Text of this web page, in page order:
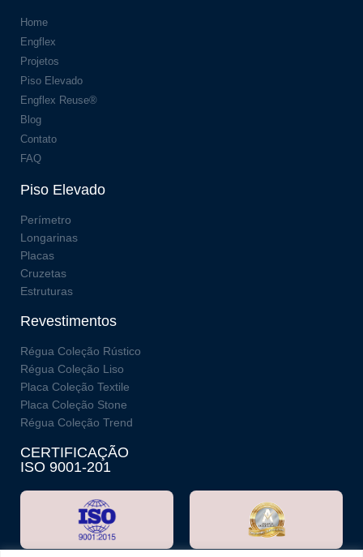
Home
Engflex
Projetos
Piso Elevado
Engflex Reuse®
Blog
Contato
FAQ
Piso Elevado
Perímetro
Longarinas
Placas
Cruzetas
Estruturas
Revestimentos
Régua Coleção Rústico
Régua Coleção Liso
Placa Coleção Textile
Placa Coleção Stone
Régua Coleção Trend
CERTIFICAÇÃO
ISO 9001-201